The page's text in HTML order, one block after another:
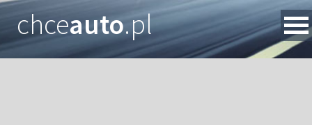
chceauto.pl